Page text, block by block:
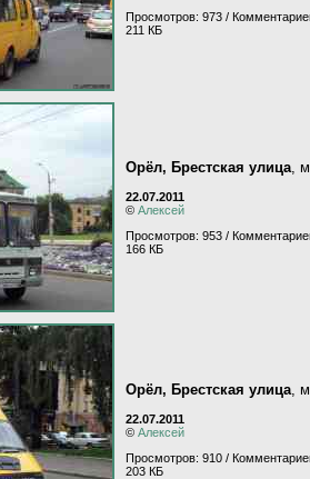
Просмотров: 973 /
211 КБ
Орёл, Брестская улица ,
22.07.2011
© Алексей
Просмотров: 953 /
166 КБ
Орёл, Брестская улица ,
22.07.2011
© Алексей
Просмотров: 910 /
203 КБ